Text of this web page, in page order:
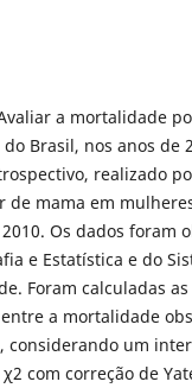
a mortalidade
Brasil, nos anos de
realizado
de mama em
2010. Os dados
e Estatística e do
Foram calculadas
entre a mortalidade
considerando um
com correção de